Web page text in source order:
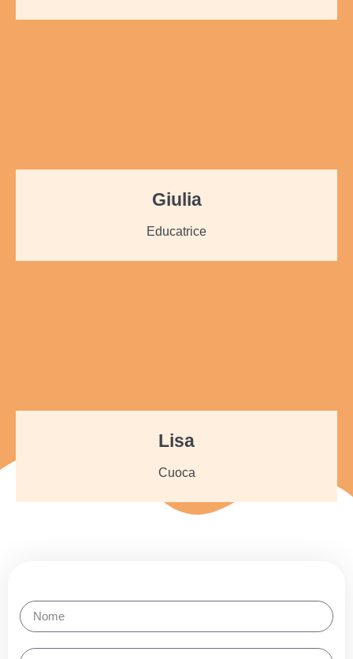
Giulia
Educatrice
Lisa
Cuoca